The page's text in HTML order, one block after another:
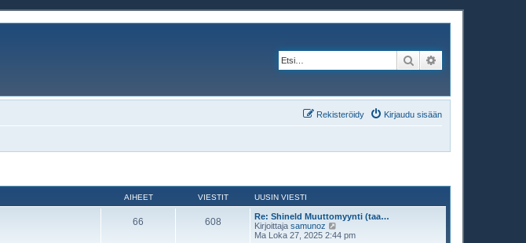
Etsi
Kirjaudu sisään
Rekisteröidy
AIHEET VIESTIT UUSIN VIESTI
66 608
Re: Shineld Muuttomyynti (taa…
Kirjoittaja samunoz
ä
Ma Loka 27, 2025 2:44 pm